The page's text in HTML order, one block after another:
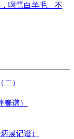
啊雪白羊毛。不
）
谱）
晨记谱）